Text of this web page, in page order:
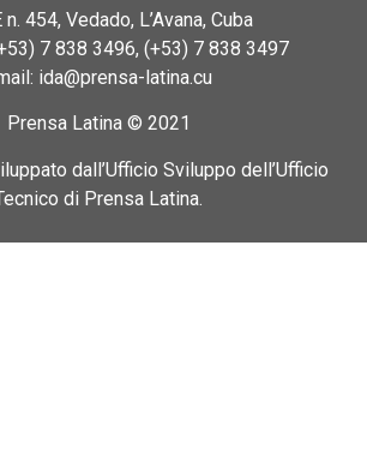
n. 454, Vedado, L’Avana, Cuba
7 838 3496, (+53) 7 838 3497
ida@prensa-latina.cu
Prensa Latina © 2021
dall’Ufficio Sviluppo dell’Ufficio
di Prensa Latina.